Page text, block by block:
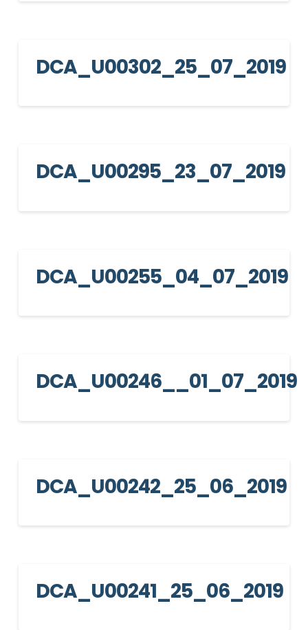
DCA_U00302_25_07_2019
DCA_U00295_23_07_2019
DCA_U00255_04_07_2019
DCA_U00246__01_07_2019
DCA_U00242_25_06_2019
DCA_U00241_25_06_2019